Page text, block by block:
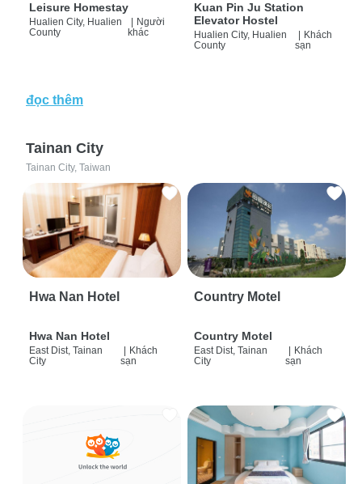
Leisure Homestay
Hualien City, Hualien
County
Người
khác
Kuan Pin Ju Station
Elevator Hostel
Hualien City, Hualien
County
Khách
sạn
đọc thêm
Tainan City
Tainan City, Taiwan
Hwa Nan Hotel
Hwa Nan Hotel
East Dist, Tainan
City
| Khách
sạn
Country Motel
Country Motel
East Dist, Tainan
City
| Khách
sạn